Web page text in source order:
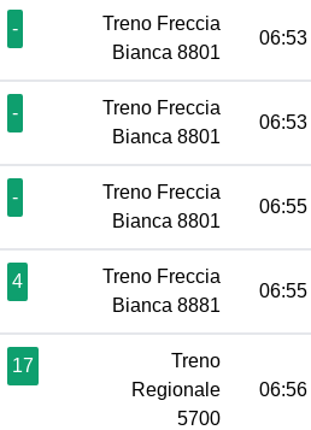
-
Treno Freccia
Bianca 8801
06:53
-
Treno Freccia
Bianca 8801
06:53
-
Treno Freccia
Bianca 8801
06:55
4
Treno Freccia
Bianca 8881
06:55
17
Treno
Regionale
5700
06:56